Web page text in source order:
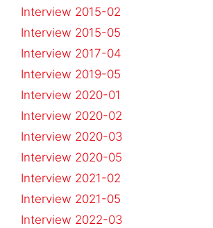
Interview 2015-02
Interview 2015-05
Interview 2017-04
Interview 2019-05
Interview 2020-01
Interview 2020-02
Interview 2020-03
Interview 2020-05
Interview 2021-02
Interview 2021-05
Interview 2022-03